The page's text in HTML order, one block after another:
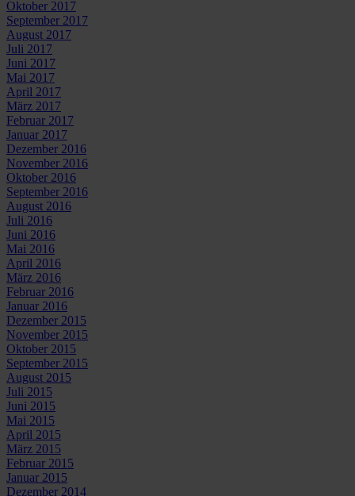
Oktober 2017
September 2017
August 2017
Juli 2017
Juni 2017
Mai 2017
April 2017
März 2017
Februar 2017
Januar 2017
Dezember 2016
November 2016
Oktober 2016
September 2016
August 2016
Juli 2016
Juni 2016
Mai 2016
April 2016
März 2016
Februar 2016
Januar 2016
Dezember 2015
November 2015
Oktober 2015
September 2015
August 2015
Juli 2015
Juni 2015
Mai 2015
April 2015
März 2015
Februar 2015
Januar 2015
Dezember 2014